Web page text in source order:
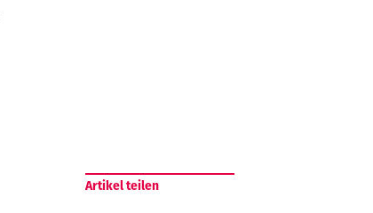
Artikel teilen